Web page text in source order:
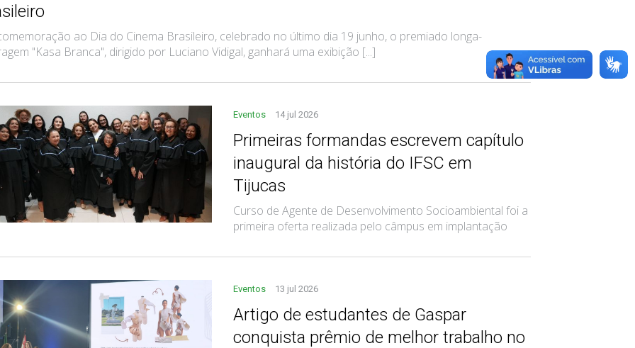
ao Dia do Cinema Brasileiro, celebrado no último dia 19 junho, o premiado longa-
"Kasa Branca", dirigido por Luciano Vidigal, ganhará uma exibição [...]
Eventos 14 jul 2026
Primeiras formandas escrevem capítulo
inaugural da história do IFSC em
Tijucas
Curso de Agente de Desenvolvimento Socioambiental foi a
primeira oferta realizada pelo câmpus em implantação
Eventos 13 jul 2026
Artigo de estudantes de Gaspar
conquista prêmio de melhor trabalho no